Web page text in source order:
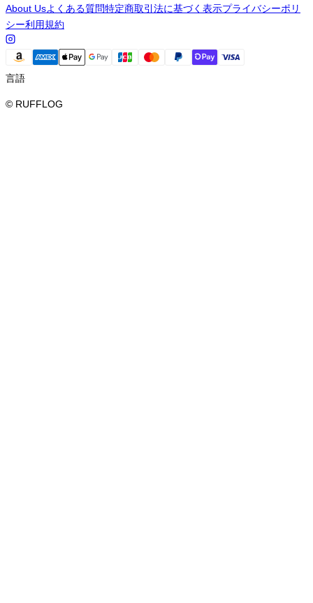
About Usよくある質問特定商取引法に基づく表示プライバシーポリ
シー利用規約
言語
© RUFFLOG